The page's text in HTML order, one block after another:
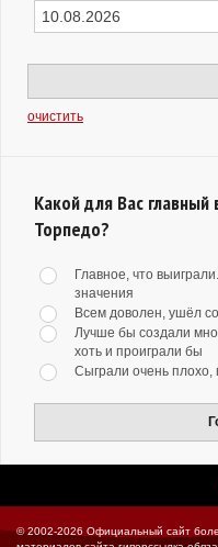
очистить
Какой для Вас
Торпедо?
Главное, что
значения
Всем доволен, ушёл
Лучше бы создали
хоть и проиграли бы
Сыграли очень плохо,
© 2002-2026 Официальный сайт